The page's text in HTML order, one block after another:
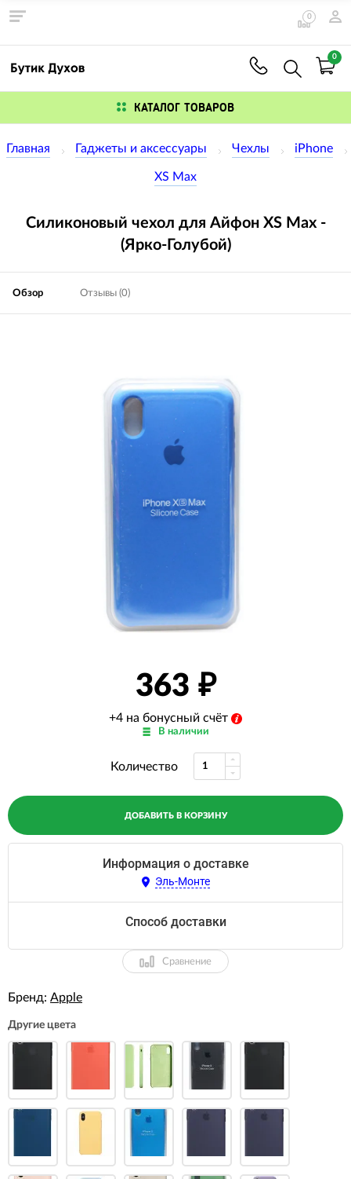
0
0
КАТАЛОГ ТОВАРОВ
Главная Гаджеты и аксессуары Чехлы iPhone
XS Max
Силиконовый чехол для Айфон XS Max -
(Ярко-Голубой)
Обзор Отзывы (0)
363
+4 на бонусный счёт
В наличии
Количество
ДОБАВИТЬ В КОРЗИНУ
Информация о доставке
Эль-Монте
Способ доставки
Сравнение
Бренд: Apple
Другие цвета